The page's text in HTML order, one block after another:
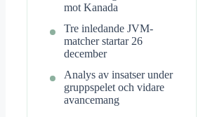
mot Kanada
Tre inledande JVM-
matcher startar 26
december
Analys av insatser under
gruppspelet och vidare
avancemang